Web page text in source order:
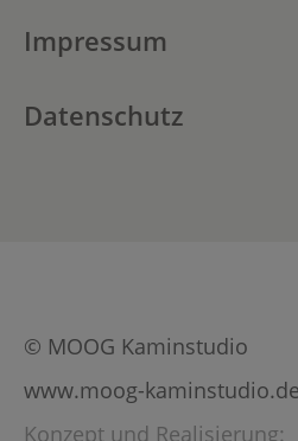
Impressum
Datenschutz
© MOOG Kaminstudio
www.moog-kaminstudio.de
Konzept und Realisierung: